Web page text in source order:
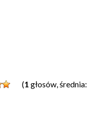
(1 głosów, średnia: